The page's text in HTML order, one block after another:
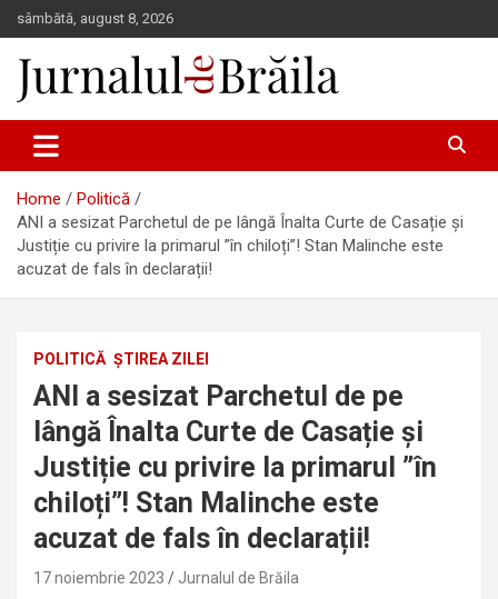
Skip
to
content
sâmbătă, august 8, 2026
Jurnalul de Brăila
Home
Politică
ANI a sesizat Parchetul de pe lângă Înalta Curte de Casație și
Justiție cu privire la primarul ”în chiloți”! Stan Malinche este
acuzat de fals în declarații!
POLITICĂ ȘTIREA ZILEI
ANI a sesizat Parchetul de pe
lângă Înalta Curte de Casație și
Justiție cu privire la primarul ”în
chiloți”! Stan Malinche este
acuzat de fals în declarații!
17 noiembrie 2023 Jurnalul de Brăila